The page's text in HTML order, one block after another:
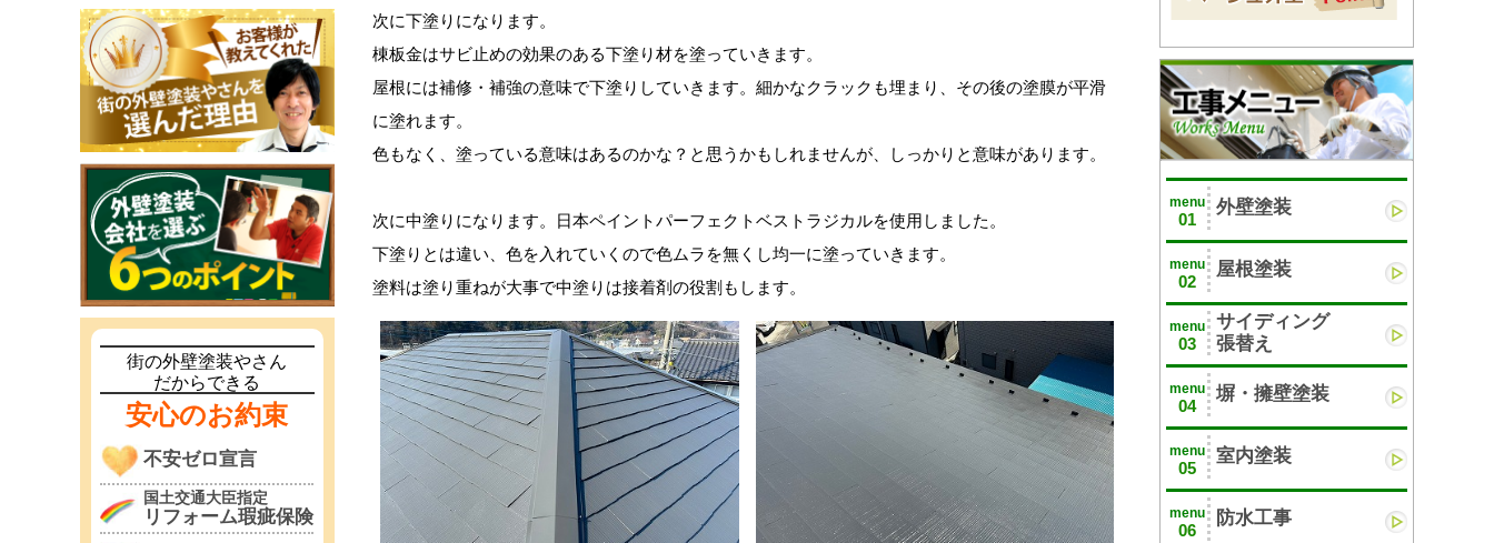
次に下塗りになります。
棟板金はサビ止めの効果のある下塗り材を塗っていきます。
屋根には補修・補強の意味で下塗りしていきます。細かなクラックも埋まり、その後の塗膜が平滑
に塗れます。
色もなく、 塗っている意味はあるのかな？と思うかもしれませんが、しっかりと意味があります。
次に中塗りになります。日本ペイントパーフェクトベストラジカルを使用しました。
下塗りとは違い、色を入れていくので色ムラを無くし均一に塗っていきます。
塗料は塗り重ねが大事で中塗りは接着剤の役割もします。
menu
01
外壁塗装
menu
02
屋根塗装
menu
03
サイディング
張替え
menu
04
塀・擁壁塗装
menu
05
室内塗装
menu
06
防水工事
街の外壁塗装やさん
だからできる
安心のお約束
不安ゼロ宣言
国土交通大臣指定
リフォーム瑕疵保険